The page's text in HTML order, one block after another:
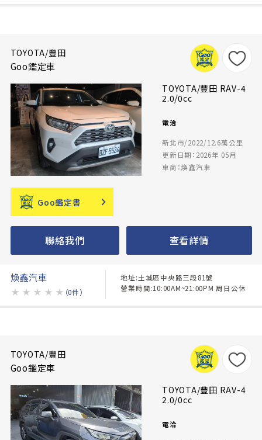
TOYOTA/豐田
Goo鑑定車
TOYOTA/豐田 RAV-4
2.0/0cc
電洽
新北市/2022/12.6萬公里
更新日期：2026年 05月
車商：煥鑫汽車
Goo鑑定書
聯絡我們 查看詳情
煥鑫汽車
★ ★ ★ ★ ★ （0件）
地址:土城區中央路三段81號
營業時間:10:00AM~21:00PM 周日公休
TOYOTA/豐田
Goo鑑定車
TOYOTA/豐田 RAV-4
2.0/0cc
電洽